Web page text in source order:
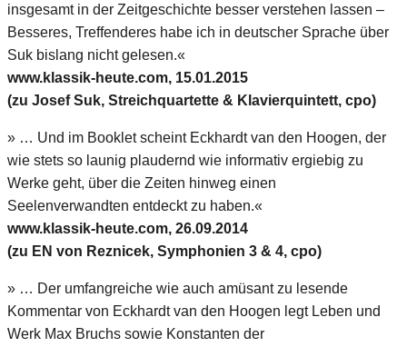
insgesamt in der Zeitgeschichte besser verstehen lassen –
Besseres, Treffenderes habe ich in deutscher Sprache über
Suk bislang nicht gelesen.«
www.klassik-heute.com, 15.01.2015
(zu Josef Suk, Streichquartette & Klavierquintett, cpo)
» … Und im Booklet scheint Eckhardt van den Hoogen, der
wie stets so launig plaudernd wie informativ ergiebig zu
Werke geht, über die Zeiten hinweg einen
Seelenverwandten entdeckt zu haben.«
www.klassik-heute.com, 26.09.2014
(zu EN von Reznicek, Symphonien 3 & 4, cpo)
» … Der umfangreiche wie auch amüsant zu lesende
Kommentar von Eckhardt van den Hoogen legt Leben und
Werk Max Bruchs sowie Konstanten der